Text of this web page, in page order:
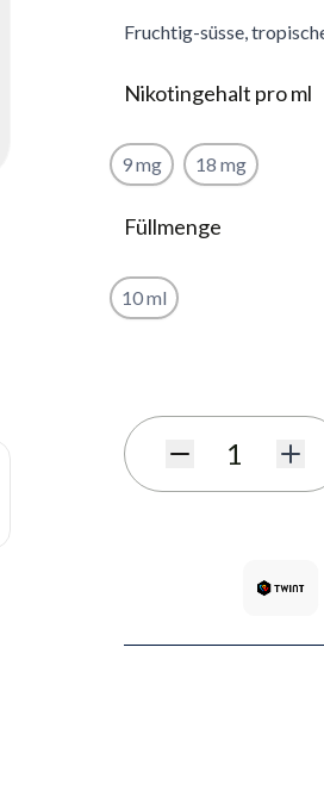
Fruchtig-süsse,
Nikotingehalt pro ml
9 mg 18 mg
Füllmenge
10 ml